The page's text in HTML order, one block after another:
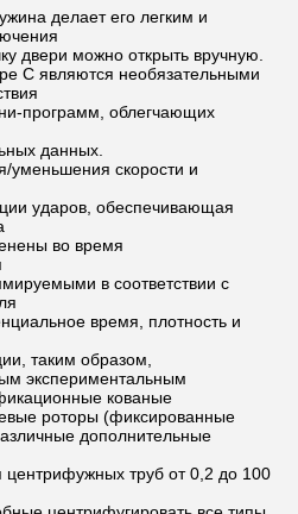
делает его легким и
двери можно открыть вручную.
C являются необязательными
программ, облегчающих
данных.
уменьшения скорости и
ударов, обеспечивающая
во время
в соответствии с
время, плотность и
таким образом,
экспериментальным
кованые
роторы (фиксированные
дополнительные
труб от 0,2 до 100